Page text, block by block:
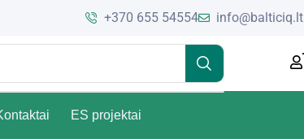
+370 655 54554 info@balticiq.lt
ES projektai